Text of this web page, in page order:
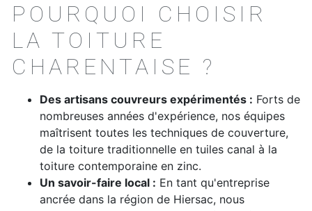
POURQUOI CHOISIR
LA TOITURE
CHARENTAISE ?
Des artisans couvreurs expérimentés : Forts de
nombreuses années d'expérience, nos équipes
maîtrisent toutes les techniques de couverture,
de la toiture traditionnelle en tuiles canal à la
toiture contemporaine en zinc.
Un savoir-faire local : En tant qu'entreprise
ancrée dans la région de Hiersac, nous